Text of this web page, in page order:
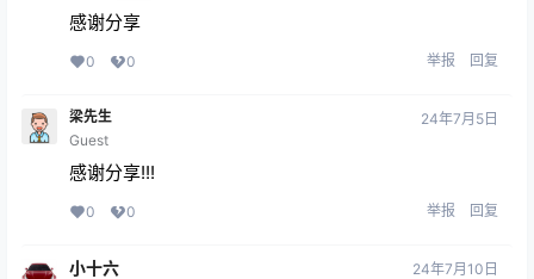
感谢分享
0 0 举报 回复
梁先生
Guest
24年7月5日
感谢分享!!!
0 0 举报 回复
小十六 24年7月10日